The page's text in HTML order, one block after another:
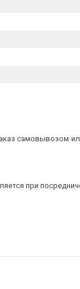
самовывозом
при